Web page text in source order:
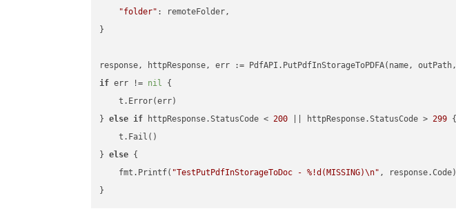
"folder" : remoteFolder,
}
if err != nil {
    t.Error(err)
} else if httpResponse.StatusCode < 200 || httpResponse.StatusCode > 299 {
    t.Fail()
} else {
    fmt.Printf(
"TestPutPdfInStorageToDoc - %!d(MISSING)\n" , response.Code)